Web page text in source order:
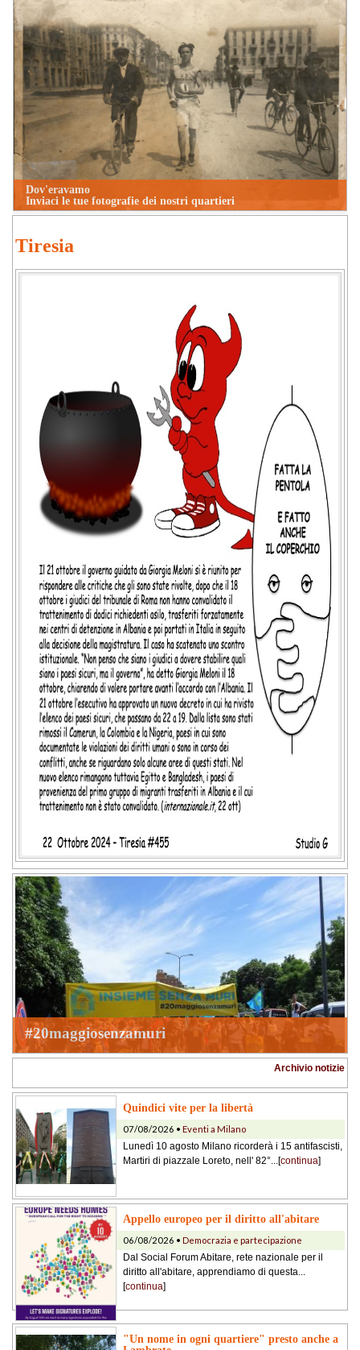
Dov'eravamo
Inviaci le tue fotografie dei nostri quartieri
Tiresia
#20maggiosenzamuri
Archivio notizie
Quindici vite per la libertà
07/08/2026 • Eventi a Milano
Lunedì 10 agosto Milano ricorderà i 15 antifascisti,
Martiri di piazzale Loreto, nell' 82°...[continua]
Appello europeo per il diritto all'abitare
06/08/2026 • Democrazia e partecipazione
Dal Social Forum Abitare, rete nazionale per il
diritto all'abitare, apprendiamo di questa...
[continua]
"Un nome in ogni quartiere" presto anche a